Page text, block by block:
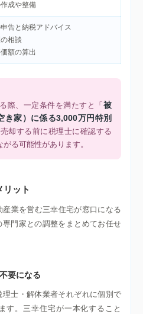
成や整備
告と納税アドバイス
相談
額の算出
際、一定条件を満たすと「 被
き家）に係る3,000万円特別
却する前に税理士に確認する
る可能性があります。
リット
業を営む三幸住宅が窓口になる
門家との調整をまとめてお任せ
要になる
士・解体業者それぞれに個別で
す。三幸住宅が一本化すること